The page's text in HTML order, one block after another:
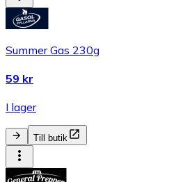
Summer Gas 230g
59 kr
I lager
Till butik